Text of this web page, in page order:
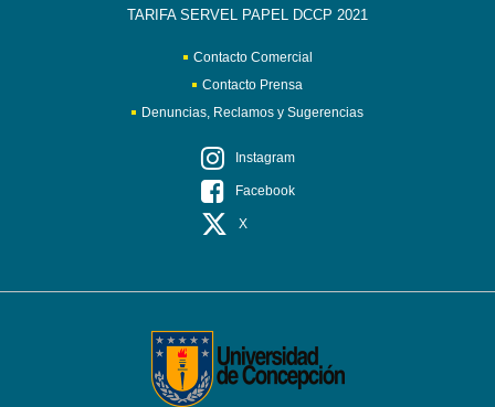
TARIFA SERVEL PAPEL DCCP 2021
Contacto Comercial
Contacto Prensa
Denuncias, Reclamos y Sugerencias
Instagram
Facebook
X